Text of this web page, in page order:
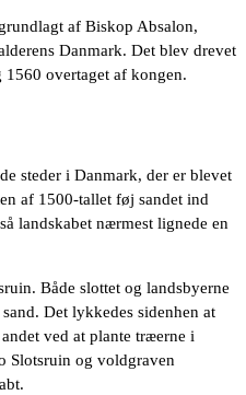
af Biskop Absalon,
Danmark. Det blev drevet
overtaget af kongen.
steder i Danmark, der er blevet
af 1500-tallet føj sandet ind
landskabet nærmest lignede en
Både slottet og landsbyerne
Det lykkedes sidenhen at
ved at plante træerne i
Slotsruin og voldgraven